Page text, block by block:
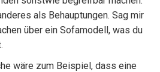
als Behauptungen. Sag mir
über ein Sofamodell, was du
wäre zum Beispiel, dass eine